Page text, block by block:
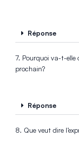
Réponse
7. Pourquoi va-t-elle
prochain?
Réponse
8. Que veut dire